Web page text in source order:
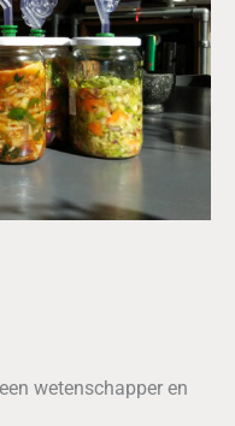
wetenschapper en